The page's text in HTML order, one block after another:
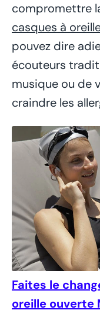
compromettre
casques à
pouvez dire
écouteurs
musique ou de
craindre les
Faites le
oreille ouverte